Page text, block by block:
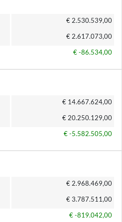
€ 2.530.539,00
€ 2.617.073,00
€ -86.534,00
€ 14.667.624,00
€ 20.250.129,00
€ -5.582.505,00
€ 2.968.469,00
€ 3.787.511,00
€ -819.042,00